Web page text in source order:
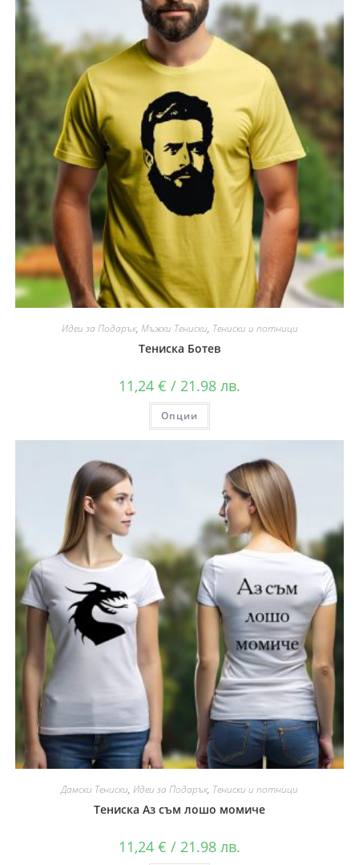
Идеи за Подарък, Мъжки Тениски, Тениски и потници
Тениска Ботев
11,24 € / 21.98 лв.
Опции
Дамски Тениски, Идеи за Подарък, Тениски и потници
Тениска Аз съм лошо момиче
11,24 € / 21.98 лв.